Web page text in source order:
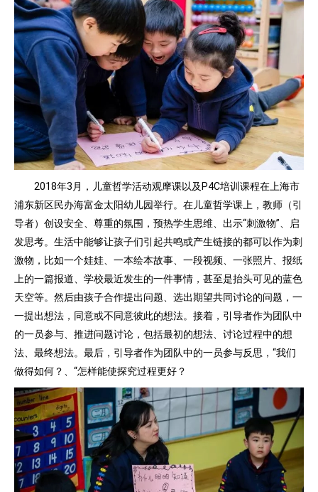
2018年3月，儿童哲学活动观摩课以及P4C培训课程在上海市
浦东新区民办海富金太阳幼儿园举行。在儿童哲学课上，教师（引
导者）创设安全、尊重的氛围，预热学生思维、出示“刺激物”、启
发思考。生活中能够让孩子们引起共鸣或产生链接的都可以作为刺
激物，比如一个娃娃、一本绘本故事、一段视频、一张照片、报纸
上的一篇报道、学校最近发生的一件事情，甚至是抬头可见的蓝色
天空等。然后由孩子合作提出问题、选出期望共同讨论的问题，一
一提出想法，同意或不同意彼此的想法。接着，引导者作为团队中
的一员参与、推进问题讨论，包括最初的想法、讨论过程中的想
法、最终想法。最后，引导者作为团队中的一员参与反思，“我们
做得如何？、“怎样能使探究过程更好？